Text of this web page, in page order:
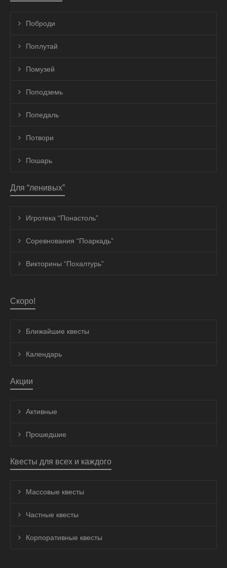
Поброди
Поплутай
Помузей
Поподземь
Попедаль
Потвори
Пошарь
Для “ленивых”
Игротека “Понастоль”
Соревнования “Поаркадь”
Викторины “Похалтурь”
Скоро!
Ближайшие квесты
Календарь
Акции
Активные
Прошедшие
Квесты для всех и каждого
Массовые квесты
Частные квесты
Корпоративные квесты